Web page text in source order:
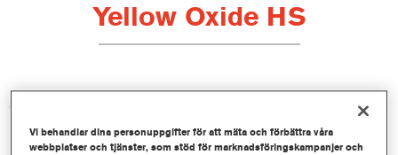
Yellow Oxide HS
Centari Mastertint är en koncentrerad, lösningsmedelsbaserad
mixkulör som ingår i Centari Topcoat och Basecoat-serierna.
Vi behandlar dina personuppgifter för att mäta och förbättra våra
webbplatser och tjänster, som stöd för marknadsföringskampanjer och